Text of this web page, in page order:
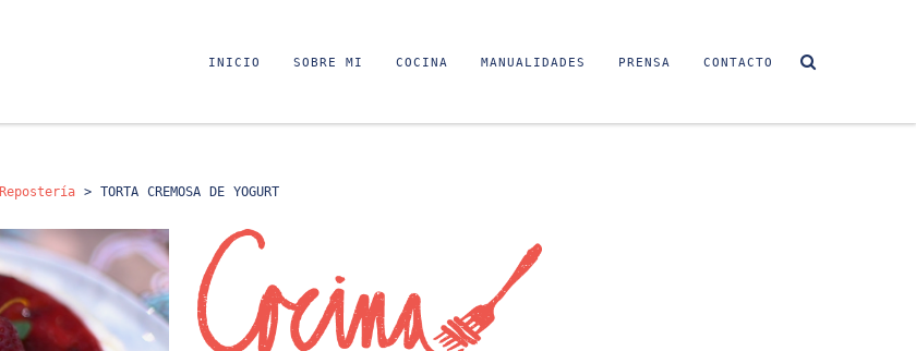
INICIO SOBRE MI COCINA MANUALIDADES PRENSA CONTACTO
Repostería > TORTA CREMOSA DE YOGURT